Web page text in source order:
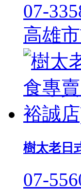
07-
高雄
樹太老日
07-